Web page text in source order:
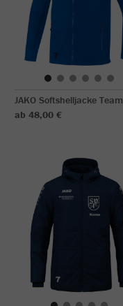
JAKO Softshelljacke Team
ab 48,00 €